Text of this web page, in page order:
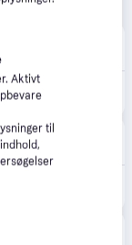
1.329 kr.
af 443 kr.
Aktivt
til